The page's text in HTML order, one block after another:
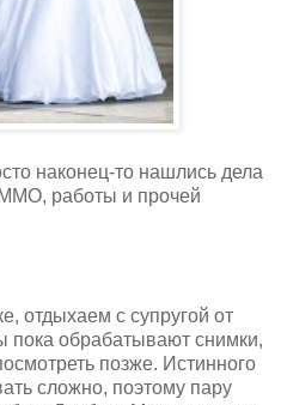
наконец-то нашлись дела
работы и прочей
отдыхаем с супругой от
пока обрабатывают снимки,
позже. Истинного
сложно, поэтому пару